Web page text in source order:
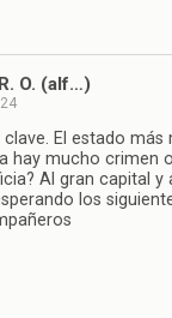
O. (alf…)
El estado más
hay mucho crimen
Al gran capital y
los